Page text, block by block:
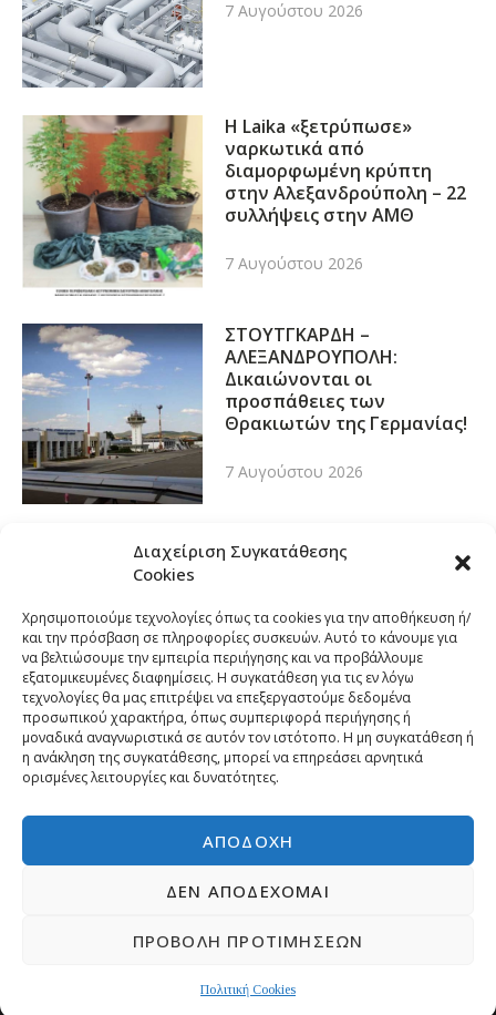
Διαχείριση Συγκατάθεσης
Cookies
Χρησιμοποιούμε τεχνολογίες όπως τα cookies για την αποθήκευση ή/
και την πρόσβαση σε πληροφορίες συσκευών. Αυτό το κάνουμε για
να βελτιώσουμε την εμπειρία περιήγησης και να προβάλλουμε
εξατομικευμένες διαφημίσεις. Η συγκατάθεση για τις εν λόγω
τεχνολογίες θα μας επιτρέψει να επεξεργαστούμε δεδομένα
προσωπικού χαρακτήρα, όπως συμπεριφορά περιήγησης ή
μοναδικά αναγνωριστικά σε αυτόν τον ιστότοπο. Η μη συγκατάθεση ή
η ανάκληση της συγκατάθεσης, μπορεί να επηρεάσει αρνητικά
ορισμένες λειτουργίες και δυνατότητες.
ΑΠΟΔΟΧΉ
ΔΕΝ ΑΠΟΔΈΧΟΜΑΙ
ΠΡΟΒΟΛΉ ΠΡΟΤΙΜΉΣΕΩΝ
Πολιτική Cookies
7 Αυγούστου 2026
Η Laika «ξετρύπωσε»
ναρκωτικά από
διαμορφωμένη κρύπτη
στην Αλεξανδρούπολη – 22
συλλήψεις στην ΑΜΘ
7 Αυγούστου 2026
ΣΤΟΥΤΓΚΑΡΔΗ –
ΑΛΕΞΑΝΔΡΟΥΠΟΛΗ:
Δικαιώνονται οι
προσπάθειες των
Θρακιωτών της Γερμανίας!
7 Αυγούστου 2026
Copyright © 2026 | Developed byPr-om.gr
ΠΟΛΙΤΙΚΗ ΑΠΟΡΡΗΤΟΥΕΠΙΚΟΙΝΩΝΙΑ